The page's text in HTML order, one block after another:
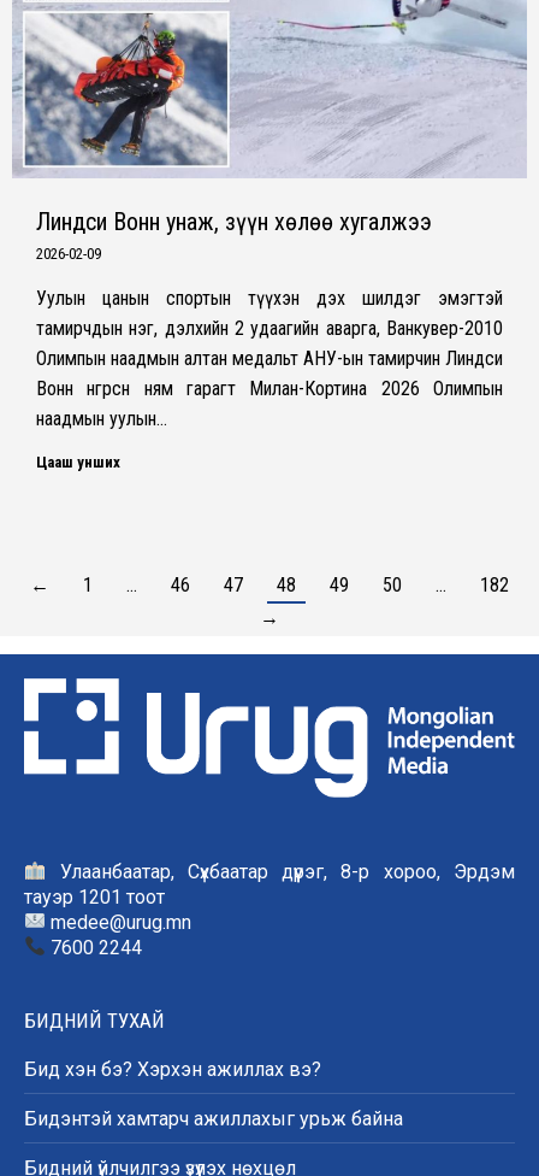
Линдси Вонн унаж, зүүн хөлөө хугалжээ
2026-02-09
Уулын цанын спортын түүхэн дэх шилдэг эмэгтэй
тамирчдын нэг, дэлхийн 2 удаагийн аварга, Ванкувер-2010
Олимпын наадмын алтан медальт АНУ-ын тамирчин Линдси
Вонн өнгөрсөн ням гарагт Милан-Кортина 2026 Олимпын
наадмын уулын…
Цааш унших
← 1 … 46 47 48 49 50 …
182
→
Улаанбаатар, Сүхбаатар дүүрэг, 8-р хороо, Эрдэм
тауэр 1201 тоот
medee@urug.mn
7600 2244
БИДНИЙ ТУХАЙ
Бид хэн бэ? Хэрхэн ажиллах вэ?
Бидэнтэй хамтарч ажиллахыг урьж байна
Бидний үйлчилгээ үзүүлэх нөхцөл